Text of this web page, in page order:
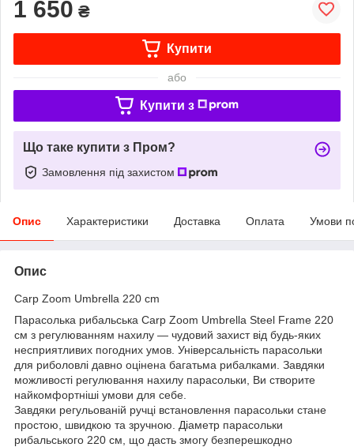
1 650 ₴
Купити
або
Купити з
Що таке купити з Пром?
Замовлення під захистом
Опис Характеристики Доставка Оплата Умови
Опис
Carp Zoom Umbrella 220 cm
Парасолька рибальська Carp Zoom Umbrella Steel Frame 220
см з регулюванням нахилу — чудовий захист від будь-яких
несприятливих погодних умов. Універсальність парасольки
для риболовлі давно оцінена багатьма рибалками. Завдяки
можливості регулювання нахилу парасольки, Ви створите
найкомфортніші умови для себе.
Завдяки регульованій ручці встановлення парасольки стане
простою, швидкою та зручною. Діаметр парасольки
рибальського 220 см, що дасть змогу безперешкодно